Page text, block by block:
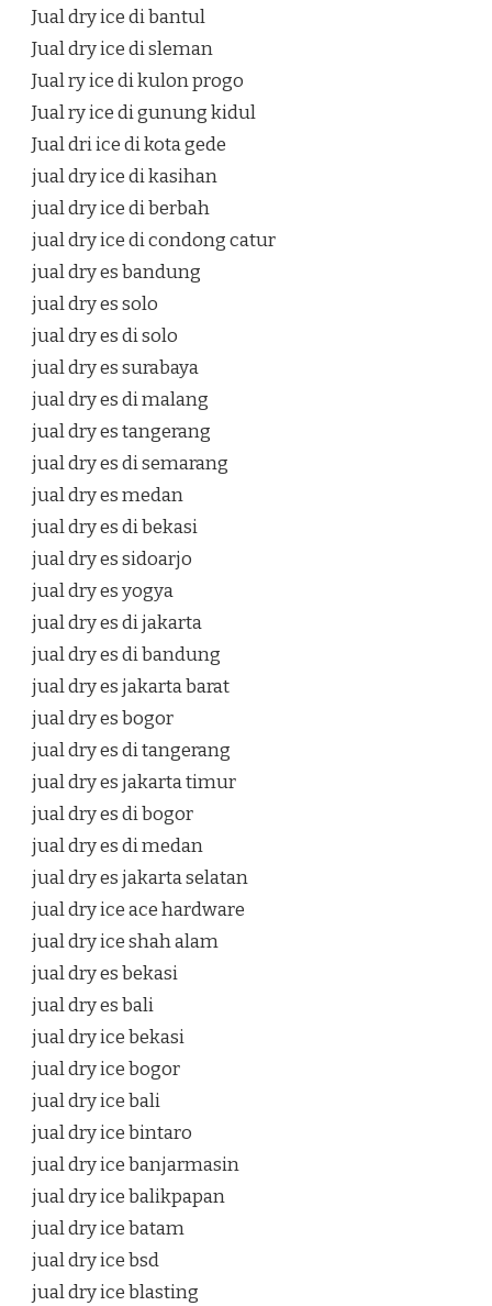
Jual dry ice di bantul
Jual dry ice di sleman
Jual ry ice di kulon progo
Jual ry ice di gunung kidul
Jual dri ice di kota gede
jual dry ice di kasihan
jual dry ice di berbah
jual dry ice di condong catur
jual dry es bandung
jual dry es solo
jual dry es di solo
jual dry es surabaya
jual dry es di malang
jual dry es tangerang
jual dry es di semarang
jual dry es medan
jual dry es di bekasi
jual dry es sidoarjo
jual dry es yogya
jual dry es di jakarta
jual dry es di bandung
jual dry es jakarta barat
jual dry es bogor
jual dry es di tangerang
jual dry es jakarta timur
jual dry es di bogor
jual dry es di medan
jual dry es jakarta selatan
jual dry ice ace hardware
jual dry ice shah alam
jual dry es bekasi
jual dry es bali
jual dry ice bekasi
jual dry ice bogor
jual dry ice bali
jual dry ice bintaro
jual dry ice banjarmasin
jual dry ice balikpapan
jual dry ice batam
jual dry ice bsd
jual dry ice blasting